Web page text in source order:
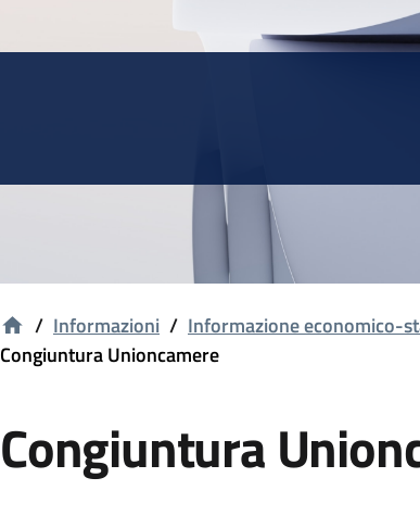
/ Informazioni / Informazione economico-
Congiuntura Unioncamere
Congiuntura